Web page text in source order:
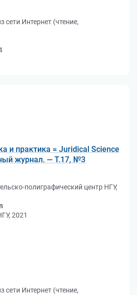
сети Интернет (чтение,
и практика = Juridical Science
журнал. — Т.17, №3
полиграфический центр НГУ,
2021
сети Интернет (чтение,